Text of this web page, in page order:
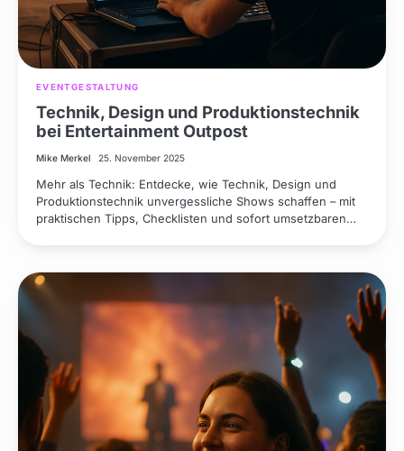
EVENTGESTALTUNG
Technik, Design und Produktionstechnik
bei Entertainment Outpost
Mike Merkel 25. November 2025
Mehr als Technik: Entdecke, wie Technik, Design und
Produktionstechnik unvergessliche Shows schaffen – mit
praktischen Tipps, Checklisten und sofort umsetzbaren…